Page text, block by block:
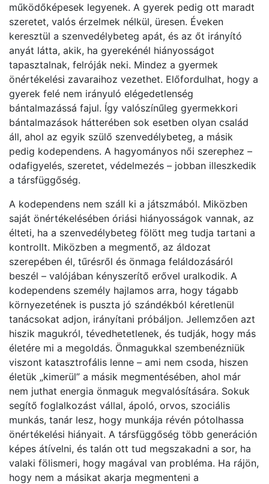
működőképesek legyenek. A gyerek pedig ott maradt
szeretet, valós érzelmek nélkül, üresen. Éveken
keresztül a szenvedélybeteg apát, és az őt irányító
anyát látta, akik, ha gyerekénél hiányosságot
tapasztalnak, felróják neki. Mindez a gyermek
önértékelési zavaraihoz vezethet. Előfordulhat, hogy a
gyerek felé nem irányuló elégedetlenség
bántalmazássá fajul. Így valószínűleg gyermekkori
bántalmazások hátterében sok esetben olyan család
áll, ahol az egyik szülő szenvedélybeteg, a másik
pedig kodependens. A hagyományos női szerephez –
odafigyelés, szeretet, védelmezés – jobban illeszkedik
a társfüggőség.
A kodependens nem száll ki a játszmából. Miközben
saját önértékelésében óriási hiányosságok vannak, az
élteti, ha a szenvedélybeteg fölött meg tudja tartani a
kontrollt. Miközben a megmentő, az áldozat
szerepében él, tűrésről és önmaga feláldozásáról
beszél – valójában kényszerítő erővel uralkodik. A
kodependens személy hajlamos arra, hogy tágabb
környezetének is puszta jó szándékból kéretlenül
tanácsokat adjon, irányítani próbáljon. Jellemzően azt
hiszik magukról, tévedhetetlenek, és tudják, hogy más
életére mi a megoldás. Önmagukkal szembenézniük
viszont katasztrofális lenne – ami nem csoda, hiszen
életük „kimerül” a másik megmentésében, ahol már
nem juthat energia önmaguk megvalósítására. Sokuk
segítő foglalkozást vállal, ápoló, orvos, szociális
munkás, tanár lesz, hogy munkája révén pótolhassa
önértékelési hiányait. A társfüggőség több generáción
képes átívelni, és talán ott tud megszakadni a sor, ha
valaki fölismeri, hogy magával van probléma. Ha rájön,
hogy nem a másikat akarja megmenteni a